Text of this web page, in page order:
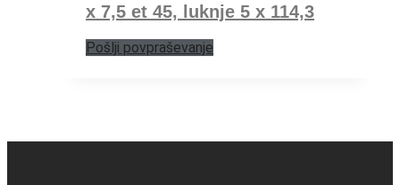
x 7,5 et 45, luknje 5 x 114,3
Pošlji povpraševanje